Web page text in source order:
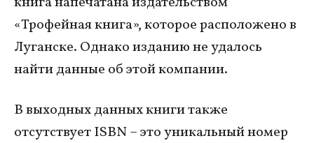
«Трофейная книга», которое расположено в
Луганске. Однако изданию не удалось
найти данные об этой компании.
В выходных данных книги также
отсутствует ISBN – это уникальный номер